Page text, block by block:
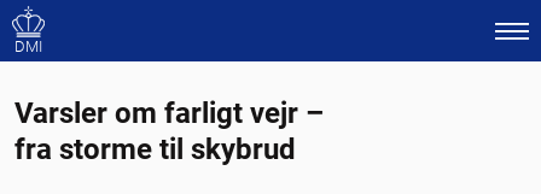
DMI
Varsler om farligt vejr –
fra storme til skybrud